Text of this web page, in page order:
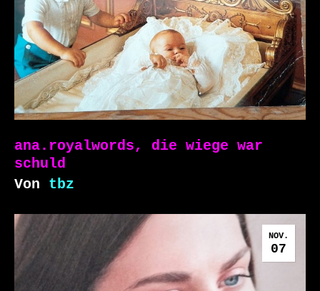
ana.royalwords, die wiege war
schuld
Von tbz
NOV.
07